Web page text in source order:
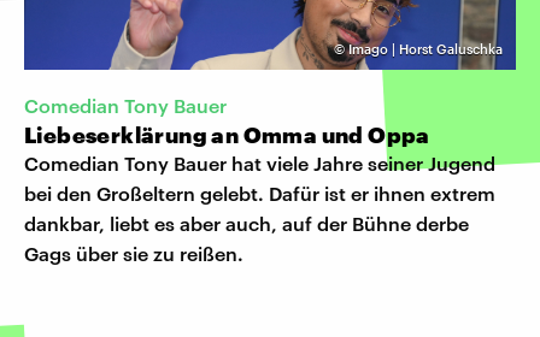
©Imago | Horst Galuschka
Comedian Tony Bauer
Liebeserklärung an Omma und Oppa
Comedian Tony Bauer hat viele Jahre seiner Jugend
bei den Großeltern gelebt. Dafür ist er ihnen extrem
dankbar, liebt es aber auch, auf der Bühne derbe
Gags über sie zu reißen.